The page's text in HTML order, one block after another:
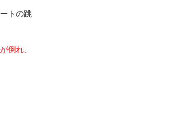
トの跳
倒れ、